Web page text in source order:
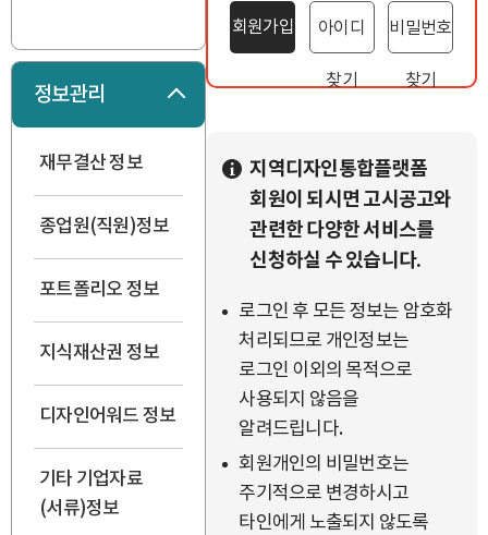
정보관리
재무결산 정보
종업원(직원)정보
포트폴리오 정보
지식재산권 정보
디자인어워드 정보
기타 기업자료
(서류)정보
회원가입 아이디
찾기
비밀번호
찾기
지역디자인통합플랫폼
회원이 되시면 고시공고와
관련한 다양한 서비스를
신청하실 수 있습니다.
로그인 후 모든 정보는 암호화
처리되므로 개인정보는
로그인 이외의 목적으로
사용되지 않음을
알려드립니다.
회원개인의 비밀번호는
주기적으로 변경하시고
타인에게 노출되지 않도록